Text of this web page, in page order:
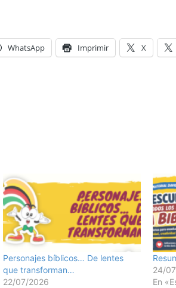
WhatsApp Imprimir X
Personajes bíblicos… De lentes
que transforman…
22/07/2026
24/
En